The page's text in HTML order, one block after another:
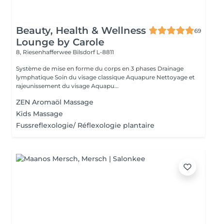
Beauty, Health & Wellness
Lounge by Carole
69
8, Riesenhafferwee Bilsdorf L-8811
Système de mise en forme du corps en 3 phases Drainage
lymphatique Soin du visage classique Aquapure Nettoyage et
rajeunissement du visage Aquapu...
ZEN Aromaöl Massage
Kids Massage
Fussreflexologie/ Réflexologie plantaire